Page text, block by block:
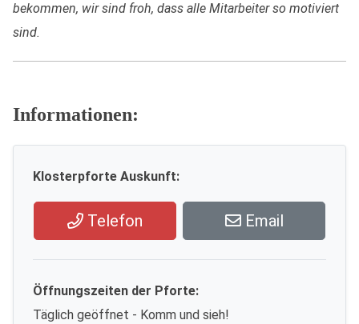
bekommen, wir sind froh, dass alle Mitarbeiter so motiviert
sind.
Informationen:
Klosterpforte Auskunft:
Telefon Email
Öffnungszeiten der Pforte:
Täglich geöffnet - Komm und sieh!